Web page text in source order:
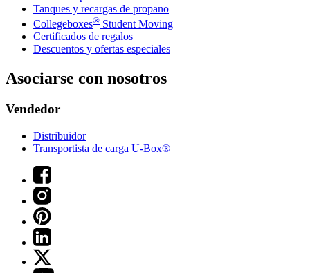
Tanques y recargas de propano
Collegeboxes® Student Moving
Certificados de regalos
Descuentos y ofertas especiales
Asociarse con nosotros
Vendedor
Distribuidor
Transportista de carga U-Box®